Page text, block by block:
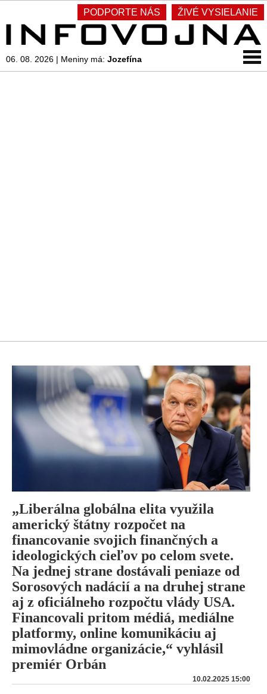
PODPORTE NÁS ŽIVÉ VYSIELANIE
06. 08. 2026 | Meniny má: Jozefína
„Liberálna globálna elita využila
americký štátny rozpočet na
financovanie svojich finančných a
ideologických cieľov po celom svete.
Na jednej strane dostávali peniaze od
Sorosových nadácií a na druhej strane
aj z oficiálneho rozpočtu vlády USA.
Financovali pritom médiá, mediálne
platformy, online komunikáciu aj
mimovládne organizácie,“ vyhlásil
premiér Orbán
10.02.2025 15:00